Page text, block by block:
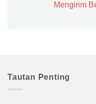
Mengirim
Tautan Penting